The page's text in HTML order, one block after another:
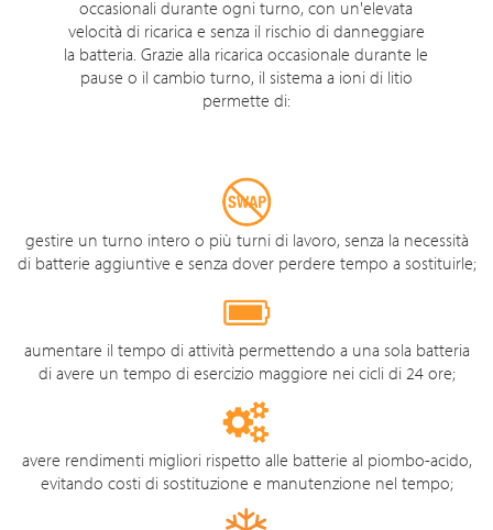
occasionali durante ogni turno, con un'elevata
velocità di ricarica e senza il rischio di danneggiare
la batteria. Grazie alla ricarica occasionale durante le
pause o il cambio turno, il sistema a ioni di litio
permette di:
gestire un turno intero o più turni di lavoro, senza la necessità
di batterie aggiuntive e senza dover perdere tempo a sostituirle;
aumentare il tempo di attività permettendo a una sola batteria
di avere un tempo di esercizio maggiore nei cicli di 24 ore;
avere rendimenti migliori rispetto alle batterie al piombo-acido,
evitando costi di sostituzione e manutenzione nel tempo;